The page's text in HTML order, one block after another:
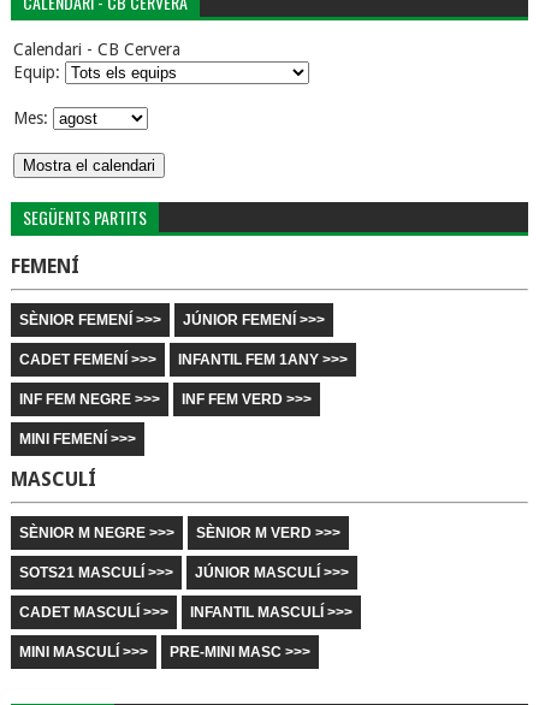
Calendari - CB Cervera
Equip:
Mes:
SEGÜENTS PARTITS
FEMENÍ
SÈNIOR FEMENÍ >>> JÚNIOR FEMENÍ >>>
CADET FEMENÍ >>> INFANTIL FEM 1ANY >>>
INF FEM NEGRE >>> INF FEM VERD >>>
MINI FEMENÍ >>>
MASCULÍ
SÈNIOR M NEGRE >>> SÈNIOR M VERD >>>
SOTS21 MASCULÍ >>> JÚNIOR MASCULÍ >>>
CADET MASCULÍ >>> INFANTIL MASCULÍ >>>
MINI MASCULÍ >>> PRE-MINI MASC >>>